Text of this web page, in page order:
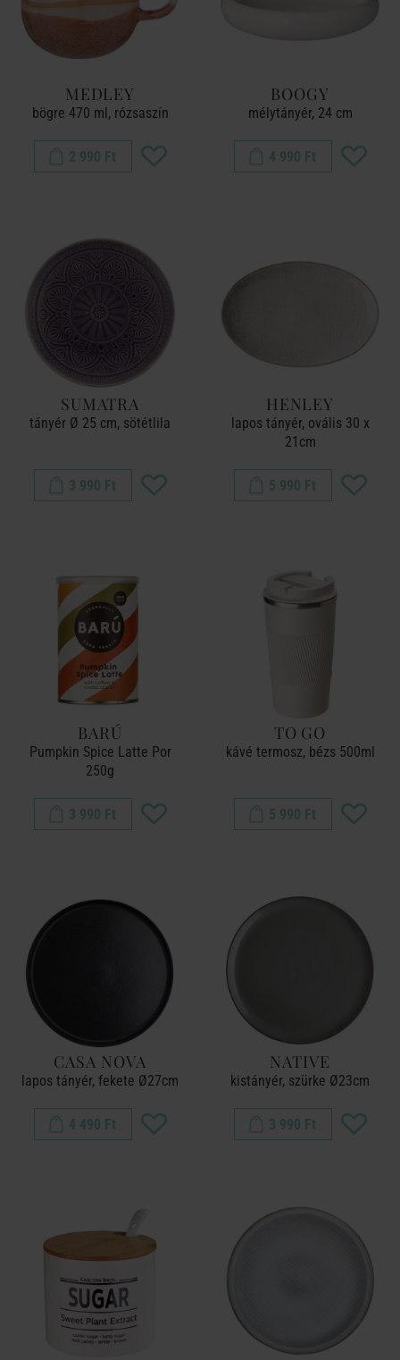
MEDLEY
bögre 470 ml, rózsaszín
2 990 Ft
BOOGY
mélytányér, 24 cm
4 990 Ft
SUMATRA
tányér Ø 25 cm, sötétlila
3 990 Ft
HENLEY
lapos tányér, ovális 30 x
21cm
5 990 Ft
BARÚ
Pumpkin Spice Latte Por
250g
3 990 Ft
TO GO
kávé termosz, bézs 500ml
5 990 Ft
CASA NOVA
lapos tányér, fekete Ø27cm
4 490 Ft
NATIVE
kistányér, szürke Ø23cm
3 990 Ft